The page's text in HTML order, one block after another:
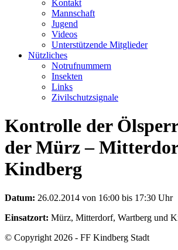
Kontakt
Mannschaft
Jugend
Videos
Unterstützende Mitglieder
Nützliches
Notrufnummern
Insekten
Links
Zivilschutzsignale
Kontrolle der
der Mürz –
Kindberg
Datum: 26.02.2014 von 16:00 bis 17:30 Uhr
Einsatzort: Mürz, Mitterdorf, Wartberg und
© Copyright 2026 - FF Kindberg Stadt